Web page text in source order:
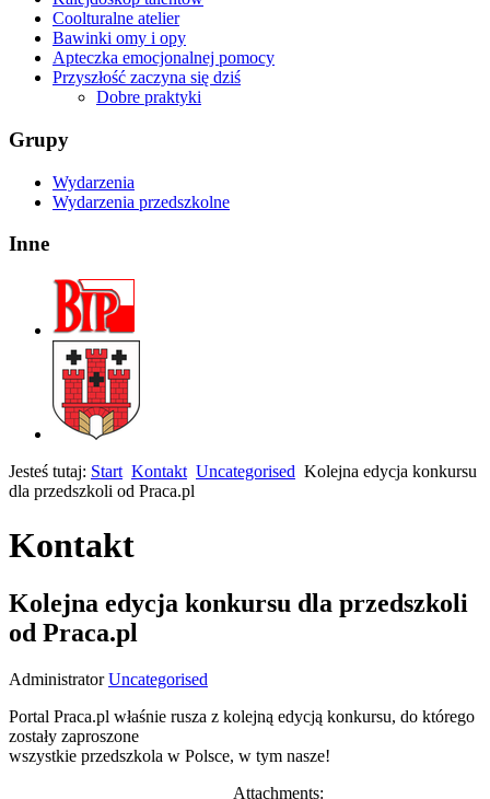
Coolturalne atelier
Bawinki omy i opy
Apteczka emocjonalnej pomocy
Przyszłość zaczyna się dziś
Dobre praktyki
Grupy
Wydarzenia
Wydarzenia przedszkolne
Inne
Jesteś tutaj: Start Kontakt Uncategorised Kolejna edycja konkursu
dla przedszkoli od Praca.pl
Kontakt
Kolejna edycja konkursu dla przedszkoli
od Praca.pl
Administrator Uncategorised
Portal Praca.pl właśnie rusza z kolejną edycją konkursu, do którego
zostały zaproszone
wszystkie przedszkola w Polsce, w tym nasze!
Attachments: